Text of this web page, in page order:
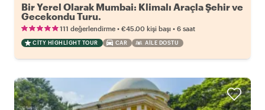
Bir Yerel Olarak Mumbai: Klimalı Araçla Şehir ve
Gecekondu Turu.
111 değerlendirme • €45.00 kişi başı • 6 saat
CITY HIGHLIGHT TOUR CAR AILE DOSTU